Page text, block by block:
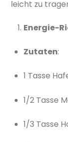
leicht zu
Energie-
Zutaten:
1 Tasse
1/2 Tasse
1/3 Tasse